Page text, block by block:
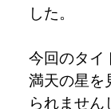
した。
今回のタイ
満天の星を
られませ